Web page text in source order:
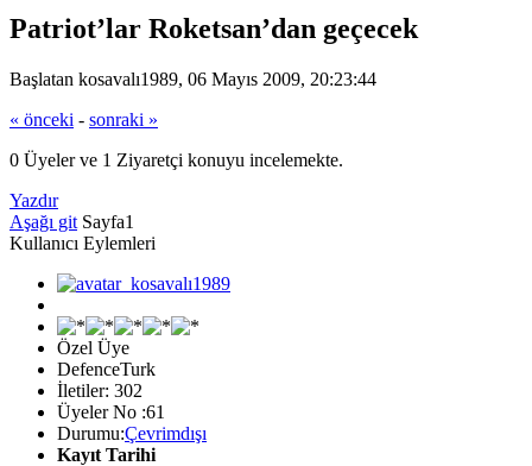
Patriot’lar Roketsan’dan geçecek
Başlatan kosavalı1989, 06 Mayıs 2009, 20:23:44
« önceki - sonraki »
0 Üyeler ve 1 Ziyaretçi konuyu incelemekte.
Yazdır
Aşağı git Sayfa1
Kullanıcı Eylemleri
Özel Üye
DefenceTurk
İletiler: 302
Üyeler No :61
Durumu:Çevrimdışı
Kayıt Tarihi